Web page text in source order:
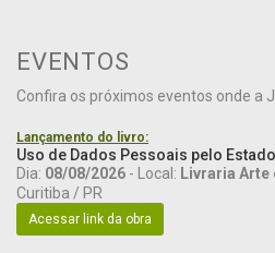
EVENTOS
Confira os próximos eventos onde a
Lançamento do livro:
Uso de Dados Pessoais pelo
Dia: 08/08/2026 - Local: Livraria Arte
Curitiba / PR
Acessar link da obra